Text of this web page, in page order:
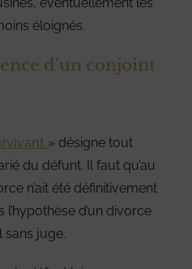
éloignés.
d’un conjoint
» désigne tout
du défunt. Il faut qu’au
n’ait été définitivement
d’un divorce
juge.